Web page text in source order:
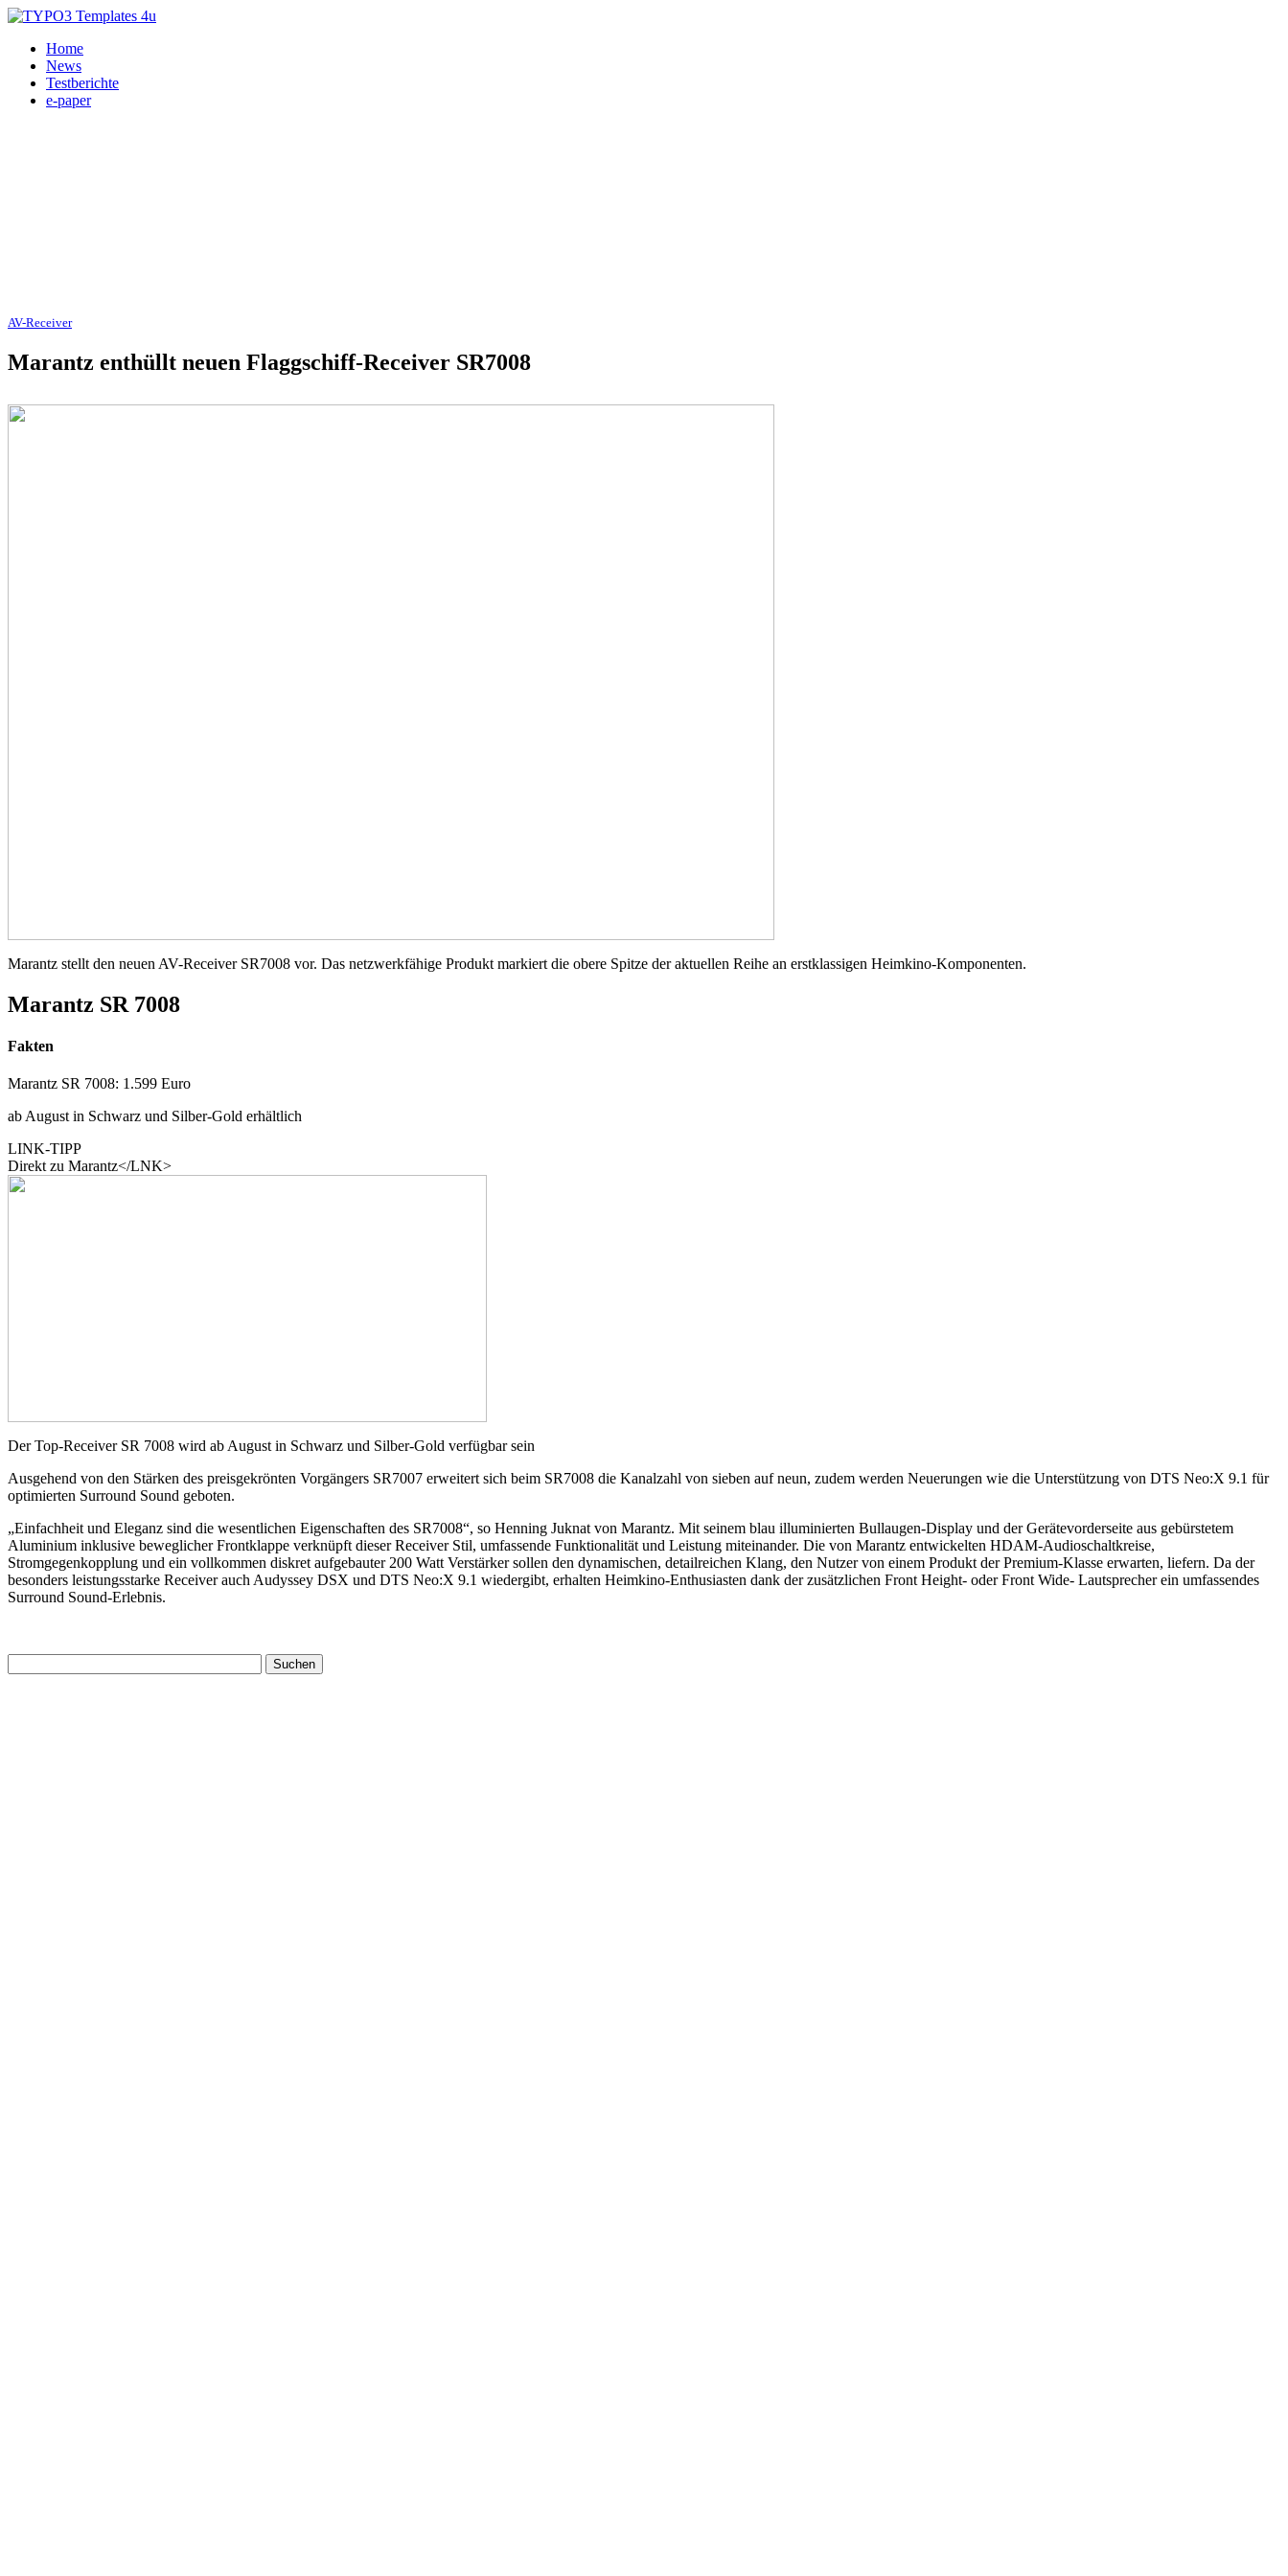
Home
News
Testberichte
e-paper
AV-Receiver14.06.2013
Marantz enthüllt neuen Flaggschiff-Receiver SR7008
Marantz stellt den neuen AV-Receiver SR7008 vor. Das netzwerkfähige Produkt markiert die obere Spitze der aktuellen Reihe an erstklassigen Heimkino-Komponenten.
Marantz SR 7008
Fakten
Marantz SR 7008: 1.599 Euro
ab August in Schwarz und Silber-Gold erhältlich
LINK-TIPP
Direkt zu Marantz</LNK>
Der Top-Receiver SR 7008 wird ab August in Schwarz und Silber-Gold verfügbar sein
Ausgehend von den Stärken des preisgekrönten Vorgängers SR7007 erweitert sich beim SR7008 die Kanalzahl von sieben auf neun, zudem werden Neuerungen wie die Unterstützung von DTS Neo:X 9.1 für
optimierten Surround Sound geboten.
„Einfachheit und Eleganz sind die wesentlichen Eigenschaften des SR7008“, so Henning Juknat von Marantz. Mit seinem blau illuminierten Bullaugen-Display und der Gerätevorderseite aus gebürstetem
Aluminium inklusive beweglicher Frontklappe verknüpft dieser Receiver Stil, umfassende Funktionalität und Leistung miteinander. Die von Marantz entwickelten HDAM-Audioschaltkreise,
Stromgegenkopplung und ein vollkommen diskret aufgebauter 200 Watt Verstärker sollen den dynamischen, detailreichen Klang, den Nutzer von einem Produkt der Premium-Klasse erwarten, liefern. Da der
besonders leistungsstarke Receiver auch Audyssey DSX und DTS Neo:X 9.1 wiedergibt, erhalten Heimkino-Enthusiasten dank der zusätzlichen Front Height- oder Front Wide- Lautsprecher ein umfassendes
Surround Sound-Erlebnis.